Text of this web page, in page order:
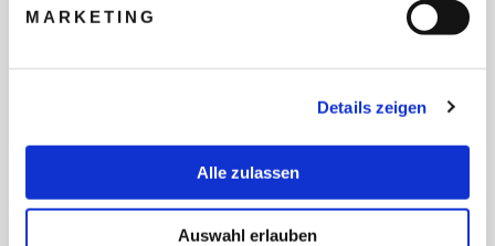
MARKETING
Details zeigen
Alle zulassen
Auswahl erlauben
FLUG GEWÜNSCHT
PRÄFERIERTER ABFLUGHAFEN
FRAGEN UND WÜNSCHE